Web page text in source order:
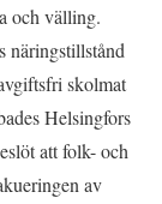
och välling.
näringstillstånd
skolmat
Helsingfors
att folk- och
av